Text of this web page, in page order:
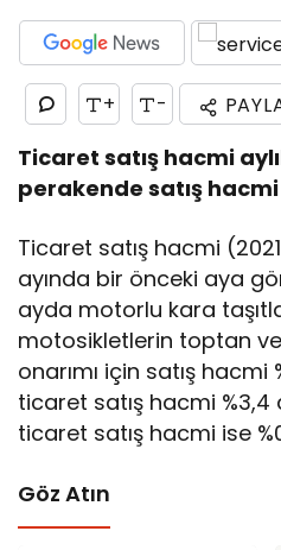
+ -
Ticaret satış hacmi
perakende satış hacmi
Ticaret satış hacmi
ayında bir önceki aya
ayda motorlu kara
motosikletlerin toptan
onarımı için satış hacmi
ticaret satış hacmi %3,4
ticaret satış hacmi ise
Göz Atın